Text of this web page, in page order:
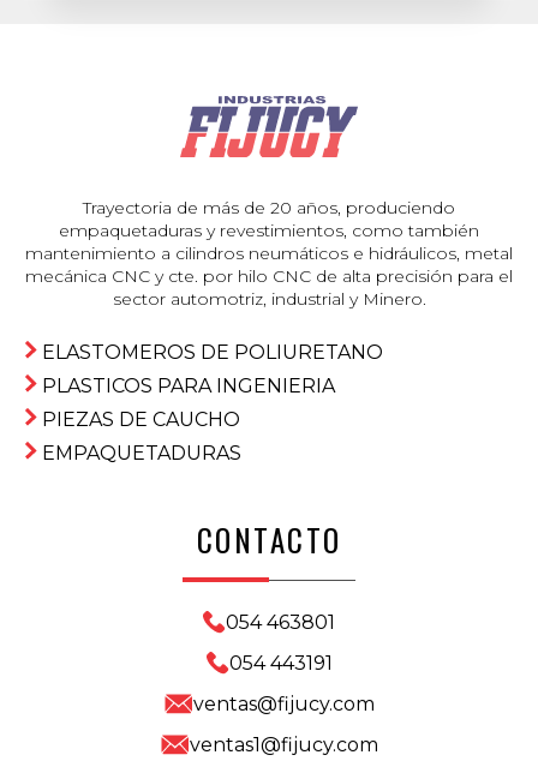
Trayectoria de más de 20 años, produciendo
empaquetaduras y revestimientos, como también
mantenimiento a cilindros neumáticos e hidráulicos, metal
mecánica CNC y cte. por hilo CNC de alta precisión para el
sector automotriz, industrial y Minero.
ELASTOMEROS DE POLIURETANO
PLASTICOS PARA INGENIERIA
PIEZAS DE CAUCHO
EMPAQUETADURAS
CONTACTO
054 463801
054 443191
ventas@fijucy.com
ventas1@fijucy.com